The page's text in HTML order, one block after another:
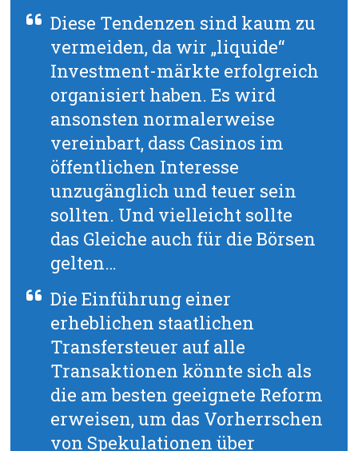
Diese Tendenzen sind kaum zu
vermeiden, da wir „liquide“
Investment-märkte erfolgreich
organisiert haben. Es wird
ansonsten normalerweise
vereinbart, dass Casinos im
öffentlichen Interesse
unzugänglich und teuer sein
sollten. Und vielleicht sollte
das Gleiche auch für die Börsen
gelten…
Die Einführung einer
erheblichen staatlichen
Transfersteuer auf alle
Transaktionen könnte sich als
die am besten geeignete Reform
erweisen, um das Vorherrschen
von Spekulationen über